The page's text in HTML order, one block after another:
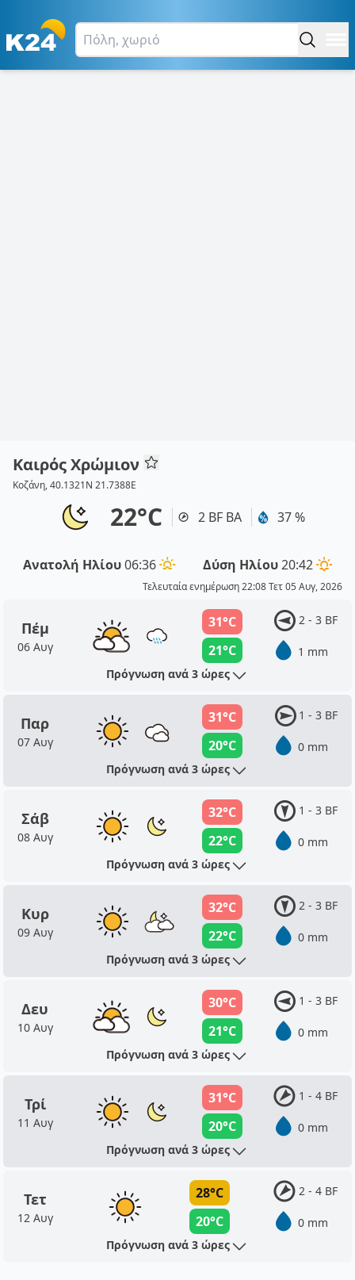
Καιρός Χρώμιον
Κοζάνη, 40.1321N 21.7388E
22°C 2 BF ΒΑ 37 %
Ανατολή Ηλίου06:36 Δύση Ηλίου20:42
Τελευταία ενημέρωση 22:08 Τετ 05 Αυγ, 2026
Πέμ
06 Αυγ
31°C
21°C
2 - 3 BF
1 mm
Πρόγνωση ανά 3 ώρες
Παρ
07 Αυγ
31°C
20°C
1 - 3 BF
0 mm
Πρόγνωση ανά 3 ώρες
Σάβ
08 Αυγ
32°C
22°C
1 - 3 BF
0 mm
Πρόγνωση ανά 3 ώρες
Κυρ
09 Αυγ
32°C
22°C
2 - 3 BF
0 mm
Πρόγνωση ανά 3 ώρες
Δευ
10 Αυγ
30°C
21°C
1 - 3 BF
0 mm
Πρόγνωση ανά 3 ώρες
Τρί
11 Αυγ
31°C
20°C
1 - 4 BF
0 mm
Πρόγνωση ανά 3 ώρες
Τετ
12 Αυγ
28°C
20°C
2 - 4 BF
0 mm
Πρόγνωση ανά 3 ώρες